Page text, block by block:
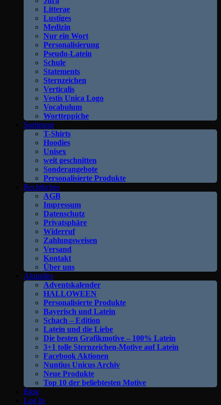
Litterae
Lustiges
Medizin
Nur ein Wort
Personalisierung
Pseudo-Latein
Schule
Statements
Sternzeichen
Verticalis
Vestis Unica Logo
Vocabulum
Wortteppiche
Sortiment
T-Shirts
Hoodies
Unisex
weit geschnitten
Sonderangebote
Personalisierte Produkte
Rechtliches
AGB
Impressum
Datenschutz
Privatsphäre
Widerruf
Zahlungsweisen
Versand
Kontakt
Über uns
Aktuelles
Adventskalender
HALLOWEEN
Personalisierte Produkte
Bayerisch und Latein
Schach – Edition
Latein und die Liebe
Die besten Grafikmotive – 100% Latein
3+1 tolle Sternzeichen-Motive auf Latein
Facebook Aktionen
Nuntius Unicus Archiv
Neue Produkte
Top 10 der beliebtesten Motive
Blog
Log In